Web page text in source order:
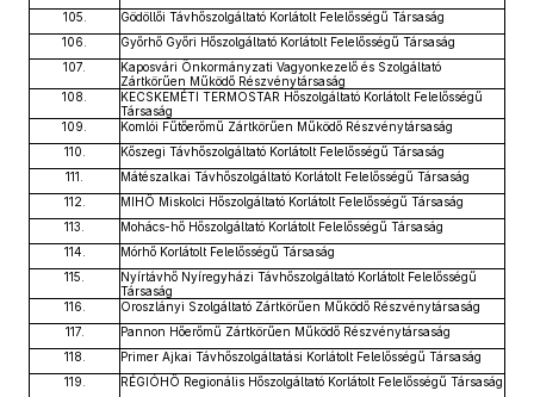
105.
Gödöllői Távhőszolgáltató Korlátolt Felelősségű Társaság
106.
Győrhő Győri Hőszolgáltató Korlátolt Felelősségű Társaság
107.
Kaposvári Önkormányzati Vagyonkezelő és Szolgáltató
Zártkörűen Működő Részvénytársaság
108.
KECSKEMÉTI TERMOSTAR Hőszolgáltató Korlátolt Felelősségű
Társaság
109.
Komlói Fűtőerőmű Zártkörűen Működő Részvénytársaság
110.
Kőszegi Távhőszolgáltató Korlátolt Felelősségű Társaság
111.
Mátészalkai Távhőszolgáltató Korlátolt Felelősségű Társaság
112.
MIHŐ Miskolci Hőszolgáltató Korlátolt Felelősségű Társaság
113.
Mohács-hő Hőszolgáltató Korlátolt Felelősségű Társaság
114.
Mórhő Korlátolt Felelősségű Társaság
115.
Nyírtávhő Nyíregyházi Távhőszolgáltató Korlátolt Felelősségű
Társaság
116.
Oroszlányi Szolgáltató Zártkörűen Működő Részvénytársaság
117.
Pannon Hőerőmű Zártkörűen Működő Részvénytársaság
118.
Primer Ajkai Távhőszolgáltatási Korlátolt Felelősségű Társaság
119.
RÉGIÓHŐ Regionális Hőszolgáltató Korlátolt Felelősségű Társaság